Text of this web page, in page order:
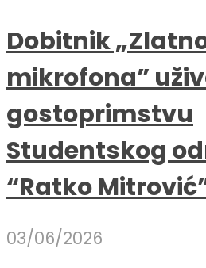
Dobitnik
mikrofona”
gostoprimstvu
Studentskog
“Ratko
03/06/2026